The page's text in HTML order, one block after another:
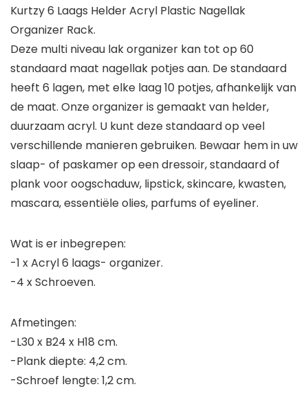
Kurtzy 6 Laags Helder Acryl Plastic Nagellak
Organizer Rack.
Deze multi niveau lak organizer kan tot op 60
standaard maat nagellak potjes aan. De standaard
heeft 6 lagen, met elke laag 10 potjes, afhankelijk van
de maat. Onze organizer is gemaakt van helder,
duurzaam acryl. U kunt deze standaard op veel
verschillende manieren gebruiken. Bewaar hem in uw
slaap- of paskamer op een dressoir, standaard of
plank voor oogschaduw, lipstick, skincare, kwasten,
mascara, essentiële olies, parfums of eyeliner.
Wat is er inbegrepen:
-1 x Acryl 6 laags- organizer.
-4 x Schroeven.
Afmetingen:
-L30 x B24 x H18 cm.
-Plank diepte: 4,2 cm.
-Schroef lengte: 1,2 cm.